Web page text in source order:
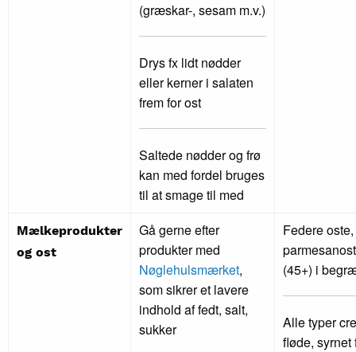
(græskar-, sesam m.v.)
Drys fx lidt nødder
eller kerner i salaten
frem for ost
Saltede nødder og frø
kan med fordel bruges
til at smage til med
Mælkeprodukter
og ost
Gå gerne efter
produkter med
Nøglehulsmærket,
som sikrer et lavere
indhold af fedt, salt,
sukker
Federe
(45+) i
Alle typer
fløde, syrnet